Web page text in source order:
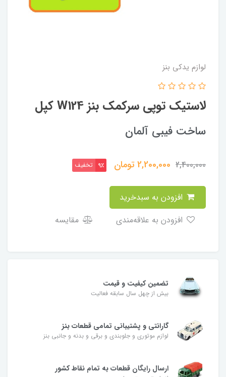
لوازم یدکی بنز
لاستیک توپی سرکمک بنز W124 کپل
ساخت فیبی آلمان
2,400,000
2,200,000تومان 9٪ تخفیف
مقایسه
تضمین کیفیت و قیمت
بیش از چهل سال سابقه فعالیت
گارانتی و پشتیبانی تمامی قطعات بنز
لوازم موتوری و جلوبندی و برقی و بدنه و جانبی بنز
ارسال رایگان قطعات به تمام نقاط کشور